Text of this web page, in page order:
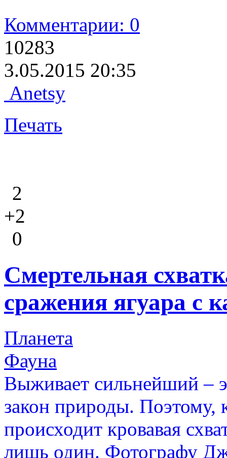
Комментарии: 0
10283
3.05.2015 20:35
Anetsy
Печать
2
+2
0
Смертельная
сражения ягуара с
Планета
Фауна
Выживает сильнейший –
закон природы. Поэтому,
происходит кровавая
лишь один. Фотографу